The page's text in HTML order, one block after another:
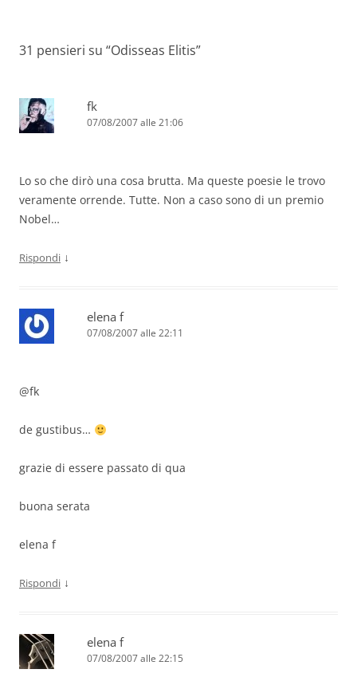
31 pensieri su “Odisseas Elitis”
fk
07/08/2007 alle 21:06
Lo so che dirò una cosa brutta. Ma queste poesie le trovo
veramente orrende. Tutte. Non a caso sono di un premio
Nobel…
Rispondi ↓
elena f
07/08/2007 alle 22:11
@fk
de gustibus…
grazie di essere passato di qua
buona serata
elena f
Rispondi ↓
elena f
07/08/2007 alle 22:15